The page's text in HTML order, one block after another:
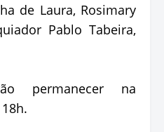
de Laura, Rosimary
Pablo Tabeira,
permanecer na